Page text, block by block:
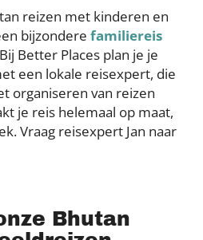
reizen met kinderen en
bijzondere familiereis
Better Places plan je je
een lokale reisexpert, die
organiseren van reizen
je reis helemaal op maat,
Vraag reisexpert Jan naar
Bhutan